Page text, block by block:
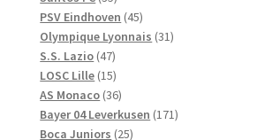
produkter
PSV Eindhoven 4545
produkter
Olympique Lyonnais 3131
S.S. Lazio 4747
produkter
LOSC Lille 1515
produkter
AS Monaco 3636
produkter
Bayer 04 Leverkusen 171171
Boca Juniors 2525